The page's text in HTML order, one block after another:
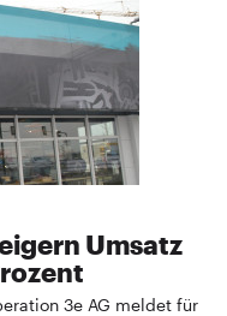
Umsatz
3e AG meldet für